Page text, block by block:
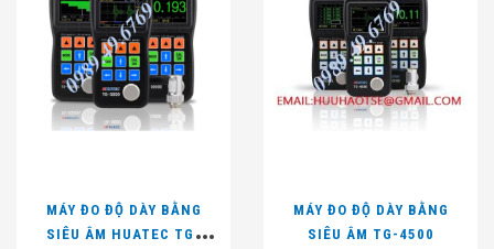
MÁY ĐO ĐỘ DÀY BẰNG
SIÊU ÂM HUATEC TG-
MÁY ĐO ĐỘ DÀY BẰNG
SIÊU ÂM TG-4500